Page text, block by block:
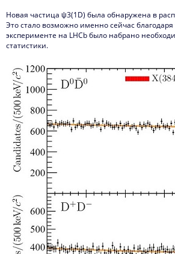
Новая частица ψ3(1D) была обнаружена в
Это стало возможно именно сейчас благодаря
эксперименте на LHCb было набрано
статистики.